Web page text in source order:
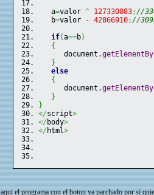
a=valor ^ 127330083;//
b=valor - 42866910;//
if(a==b)
{
document.
}
else
{
document.
}
}
</script>
</ body>
</ html>
aqui el programa con el boton ya parchado por si